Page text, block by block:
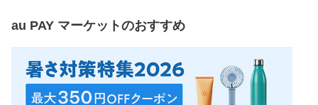
au PAY マーケットのおすすめ